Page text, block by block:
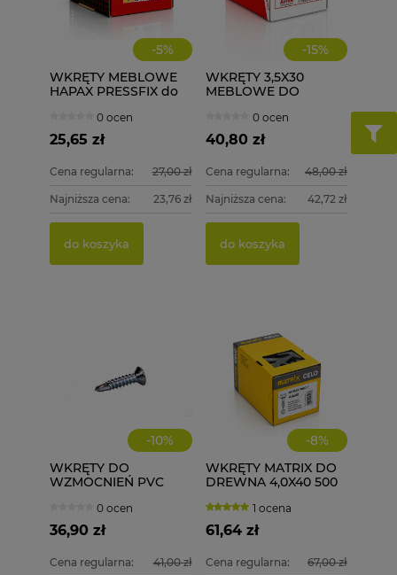
-5%
WKRĘTY MEBLOWE
HAPAX PRESSFIX do
4x30 200 szt.
ściągające
0 ocen
25,65 zł
Cena regularna: 27,00 zł
Najniższa cena: 23,76 zł
do koszyka
-15%
WKRĘTY 3,5X30
MEBLOWE DO
0 ocen
40,80 zł
Cena regularna: 48,00 zł
Najniższa cena: 42,72 zł
do koszyka
-10%
WKRĘTY DO
WZMOCNIEŃ PVC
1000 szt.0 ocen
36,90 zł
Cena regularna: 41,00 zł
-8%
WKRĘTY MATRIX DO
DREWNA 4,0X40 500
1 ocena
61,64 zł
Cena regularna: 67,00 zł